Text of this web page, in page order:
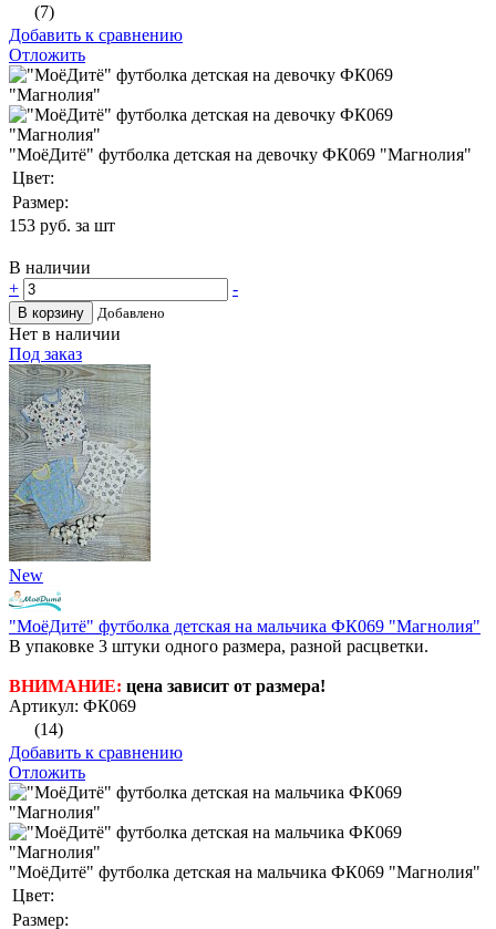
(7)
Добавить к сравнению
Отложить
"МоёДитё" футболка детская на девочку ФК069 "Магнолия"
Цвет:
Размер:
153 руб. за шт
В наличии
+
-
В корзину Добавлено
Нет в наличии
Под заказ
New
"МоёДитё" футболка детская на мальчика ФК069 "Магнолия"
В упаковке 3 штуки одного размера, разной расцветки.
ВНИМАНИЕ: цена зависит от размера!
Артикул: ФК069
(14)
Добавить к сравнению
Отложить
"МоёДитё" футболка детская на мальчика ФК069 "Магнолия"
Цвет:
Размер: